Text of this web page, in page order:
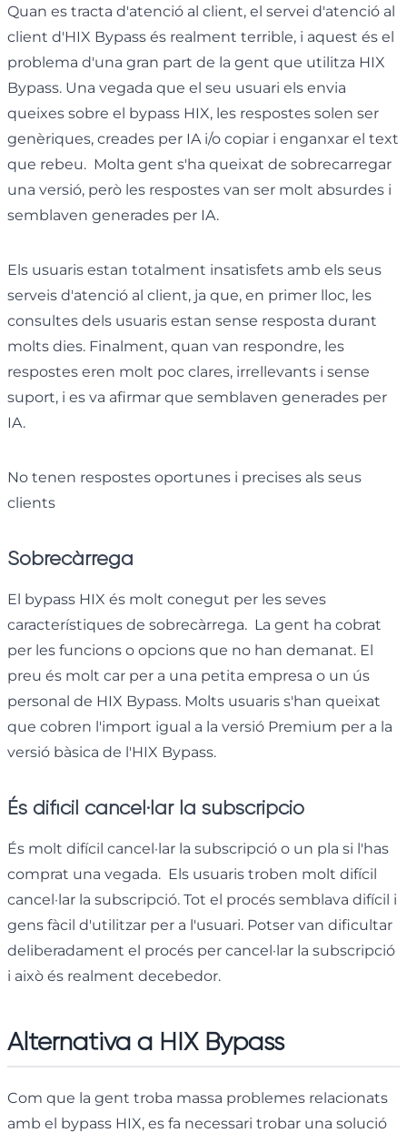
Quan es tracta d'atenció al client, el servei d'atenció al
client d'HIX Bypass és realment terrible, i aquest és el
problema d'una gran part de la gent que utilitza HIX
Bypass. Una vegada que el seu usuari els envia
queixes sobre el bypass HIX, les respostes solen ser
genèriques, creades per IA i/o copiar i enganxar el text
que rebeu. Molta gent s'ha queixat de sobrecarregar
una versió, però les respostes van ser molt absurdes i
semblaven generades per IA.
Els usuaris estan totalment insatisfets amb els seus
serveis d'atenció al client, ja que, en primer lloc, les
consultes dels usuaris estan sense resposta durant
molts dies. Finalment, quan van respondre, les
respostes eren molt poc clares, irrellevants i sense
suport, i es va afirmar que semblaven generades per
IA.
No tenen respostes oportunes i precises als seus
clients
Sobrecàrrega
El bypass HIX és molt conegut per les seves
característiques de sobrecàrrega. La gent ha cobrat
per les funcions o opcions que no han demanat. El
preu és molt car per a una petita empresa o un ús
personal de HIX Bypass. Molts usuaris s'han queixat
que cobren l'import igual a la versió Premium per a la
versió bàsica de l'HIX Bypass.
És difícil cancel·lar la subscripció
És molt difícil cancel·lar la subscripció o un pla si l'has
comprat una vegada. Els usuaris troben molt difícil
cancel·lar la subscripció. Tot el procés semblava difícil i
gens fàcil d'utilitzar per a l'usuari. Potser van dificultar
deliberadament el procés per cancel·lar la subscripció
i això és realment decebedor.
Alternativa a HIX Bypass
Com que la gent troba massa problemes relacionats
amb el bypass HIX, es fa necessari trobar una solució